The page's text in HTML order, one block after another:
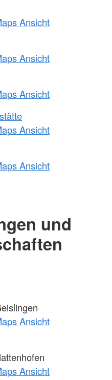
Ansicht
Ansicht
Ansicht
Ansicht
Ansicht
und
Ansicht
Ansicht